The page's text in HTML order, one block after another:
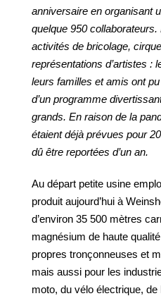
anniversaire en organisant
quelque 950
activités de bricolage,
représentations d’artistes :
leurs familles et amis ont
d’un programme
grands. En raison de la
étaient déjà prévues pour
dû être reportées d’un an.
Au départ petite usine
produit aujourd’hui à
d’environ 35 500 mètres
magnésium de haute
propres tronçonneuses et
mais aussi pour les
moto, du vélo électrique, de